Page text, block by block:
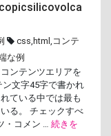
css, html , コンテ
な例
ンテンツエリアを
文字45字で書かれ
ている中では最も
る。 チェックすべ
・コメン … 続きを